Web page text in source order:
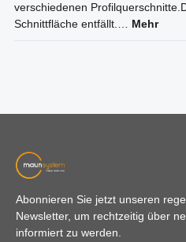
verschiedenen
Schnittfläche entfällt.… Mehr
Abonnieren Sie jetzt unseren
Newsletter, um rechtzeitig über
informiert zu werden.